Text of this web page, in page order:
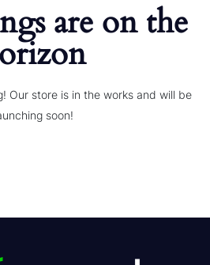
are on the
Our store is in the works and will be
soon!